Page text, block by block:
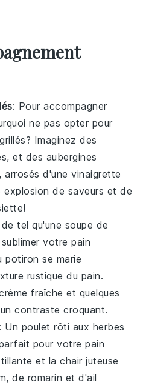
: Pour accompagner
ne pas opter pour
? Imaginez des
, et des aubergines
arrosés d'une vinaigrette
explosion de saveurs et de
tel qu'une soupe de
votrepain
potiron se marie
rustique du pain.
fraîche et quelques
contraste croquant.
: Un poulet rôti aux herbes
pour votrepain
et la chair juteuse
, de romarin et d'ail